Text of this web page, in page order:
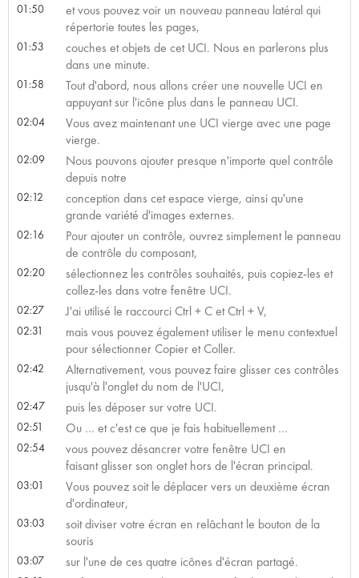
01:50
et vous pouvez voir un nouveau panneau latéral qui
répertorie toutes les pages,
01:53
couches et objets de cet UCI. Nous en parlerons plus
dans une minute.
01:58
Tout d'abord, nous allons créer une nouvelle UCI en
appuyant sur l'icône plus dans le panneau UCI.
02:04
Vous avez maintenant une UCI vierge avec une page
vierge.
02:09
Nous pouvons ajouter presque n'importe quel contrôle
depuis notre
02:12
conception dans cet espace vierge, ainsi qu'une
grande variété d'images externes.
02:16
Pour ajouter un contrôle, ouvrez simplement le panneau
de contrôle du composant,
02:20
sélectionnez les contrôles souhaités, puis copiez-les et
collez-les dans votre fenêtre UCI.
02:27 J'ai utilisé le raccourci Ctrl + C et Ctrl + V,
02:31
mais vous pouvez également utiliser le menu contextuel
pour sélectionner Copier et Coller.
02:42
Alternativement, vous pouvez faire glisser ces contrôles
jusqu'à l'onglet du nom de l'UCI,
02:47 puis les déposer sur votre UCI.
02:51 Ou … et c'est ce que je fais habituellement …
02:54
vous pouvez désancrer votre fenêtre UCI en
faisant glisser son onglet hors de l'écran principal.
03:01
Vous pouvez soit le déplacer vers un deuxième écran
d'ordinateur,
03:03
soit diviser votre écran en relâchant le bouton de la
souris
03:07 sur l'une de ces quatre icônes d'écran partagé.